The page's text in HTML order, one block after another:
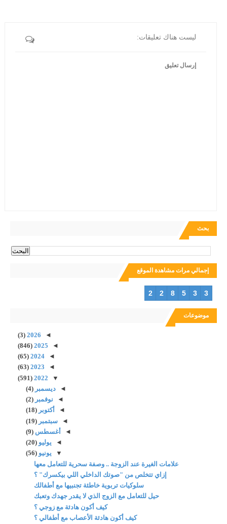
ليست هناك تعليقات:
إرسال تعليق
بحث
إجمالي مرات مشاهدة الموقع
2 2 8 5 3 3
موضوعات
◄
2026
(3)
◄
2025
(846)
◄
2024
(65)
◄
2023
(63)
▼
2022
(591)
◄ديسمبر(4)
◄ نوفمبر(2)
◄
أكتوبر(18)
◄سبتمبر(19)
◄
أغسطس(9)
◄ يوليو(20)
▼ يونيو(56)
علامات الغيرة عند الزوجة .. وصفة سحرية للتعامل معها
إزاي تتخلص من "صوتك الداخلي اللي بيكسرك" ؟
سلوكيات تربوية خاطئة تجنبيها مع أطفالك
حيل للتعامل مع الزوج الذي لا يقدر جهدك وتعبك
كيف أكون هادئة مع زوجي ؟
كيف أكون هادئة الأعصاب مع أطفالي ؟